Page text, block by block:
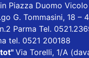
Piazza Duomo
G. Tommasini, 18
Parma Tel.
tel. 0521 200188
Via Torelli, 1/A